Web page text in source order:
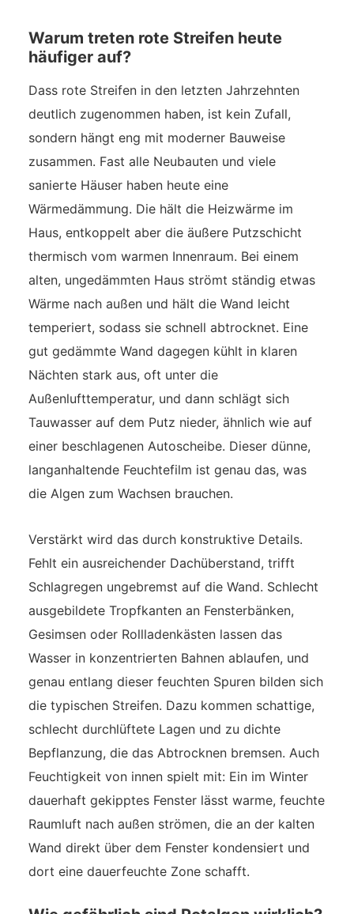
Warum treten rote Streifen heute
häufiger auf?
Dass rote Streifen in den letzten Jahrzehnten
deutlich zugenommen haben, ist kein Zufall,
sondern hängt eng mit moderner Bauweise
zusammen. Fast alle Neubauten und viele
sanierte Häuser haben heute eine
Wärmedämmung. Die hält die Heizwärme im
Haus, entkoppelt aber die äußere Putzschicht
thermisch vom warmen Innenraum. Bei einem
alten, ungedämmten Haus strömt ständig etwas
Wärme nach außen und hält die Wand leicht
temperiert, sodass sie schnell abtrocknet. Eine
gut gedämmte Wand dagegen kühlt in klaren
Nächten stark aus, oft unter die
Außenlufttemperatur, und dann schlägt sich
Tauwasser auf dem Putz nieder, ähnlich wie auf
einer beschlagenen Autoscheibe. Dieser dünne,
langanhaltende Feuchtefilm ist genau das, was
die Algen zum Wachsen brauchen.
Verstärkt wird das durch konstruktive Details.
Fehlt ein ausreichender Dachüberstand, trifft
Schlagregen ungebremst auf die Wand. Schlecht
ausgebildete Tropfkanten an Fensterbänken,
Gesimsen oder Rollladenkästen lassen das
Wasser in konzentrierten Bahnen ablaufen, und
genau entlang dieser feuchten Spuren bilden sich
die typischen Streifen. Dazu kommen schattige,
schlecht durchlüftete Lagen und zu dichte
Bepflanzung, die das Abtrocknen bremsen. Auch
Feuchtigkeit von innen spielt mit: Ein im Winter
dauerhaft gekipptes Fenster lässt warme, feuchte
Raumluft nach außen strömen, die an der kalten
Wand direkt über dem Fenster kondensiert und
dort eine dauerfeuchte Zone schafft.